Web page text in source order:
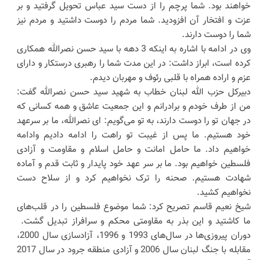
خواهند بود. شما پرچم را از دست سید عباس تحویل گرفتید و بر
عزت و افتخار آن افزودید. شما مردم را دوست داشتید و مردم نیز
شما را دوست دارند.
وی در ادامه با اشاره به اینکه 3 دهه با سید حسن نصرالله همکاری
کرده است، ابراز داشت: در این مدت شما را رهبری درستکار و دارای
عزم و اراده همراه با قلبی رئوف و مهربان دیدم.
دبیرکل حزب الله لبنان خطاب به شهید سید حسن نصرالله گفت:
من از طرف خودم و برادرانم و این جمعیت عاشق و همه کسانی که
در جهان تو را دوست دارند، به تو می‌گویم: ای نصرالله، ما بر سرعهد
خود هستیم. ما پس از غیبت تو راهت را ادامه دادیم وادامه
خواهیم داد. ما حامل امانت و حامل اسلام و مقاومت و آزادی
فلسطین خواهیم بود. ما بر سر عهد خود پایدار و ثابت قدم و آماده
شهادت هستیم. صحنه را ترک نخواهیم کرد و از سلاح دست
نخواهیم کشید.
شیخ نعیم قاسم تصریح کرد: شما موضوع فلسطین را در قلب‌های
ما کاشتید و این بذر به مقاومتی محکم و سرافراز تبدیل گشت.
دوران پیروزی‌ها در سال‌های 1993 و 1996، آزادسازی سال 2000،
مقابله با جنگ لبنان سال 2006 و آزادی منطقه جرود در سال 2017